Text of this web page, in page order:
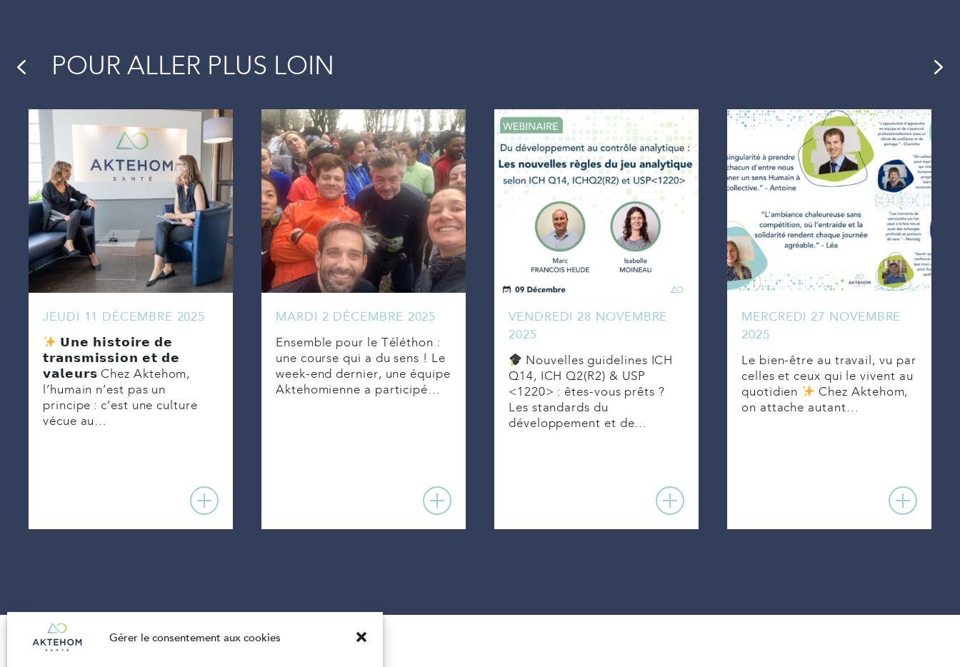
Gérer le consentement aux cookies
POUR ALLER PLUS LOIN
JEUDI 11 DÉCEMBRE 2025
𝗨𝗻𝗲 𝗵𝗶𝘀𝘁𝗼𝗶𝗿𝗲 𝗱𝗲
𝘁𝗿𝗮𝗻𝘀𝗺𝗶𝘀𝘀𝗶𝗼𝗻 𝗲𝘁 𝗱𝗲
𝘃𝗮𝗹𝗲𝘂𝗿𝘀 Chez Aktehom,
l’humain n’est pas un
principe : c’est une culture
vécue au…
MARDI 2 DÉCEMBRE 2025
Ensemble pour le Téléthon :
une course qui a du sens ! Le
week-end dernier, une équipe
Aktehomienne a participé…
VENDREDI 28 NOVEMBRE
2025
Nouvelles guidelines ICH
Q14, ICH Q2(R2) & USP
<1220> : êtes-vous prêts ?
Les standards du
développement et de…
MERCREDI 27 NOVEMBRE
2025
Le bien-être au travail, vu par
celles et ceux qui le vivent au
quotidien
Chez Aktehom,
on attache autant…